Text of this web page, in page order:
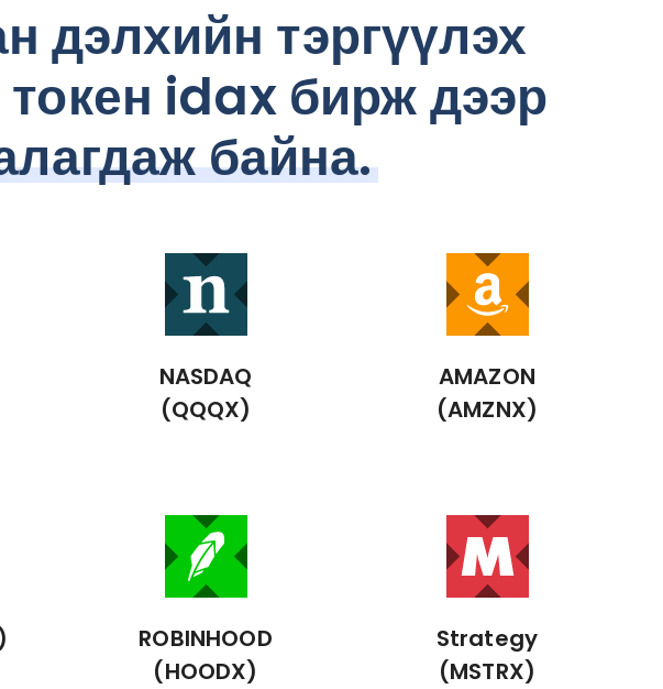
дэлхийн тэргүүлэх
idax бирж дээр
байна.
NASDAQ
(QQQX)
ROBINHOOD
(HOODX)
AMAZON
(AMZNX)
Strategy
(MSTRX)